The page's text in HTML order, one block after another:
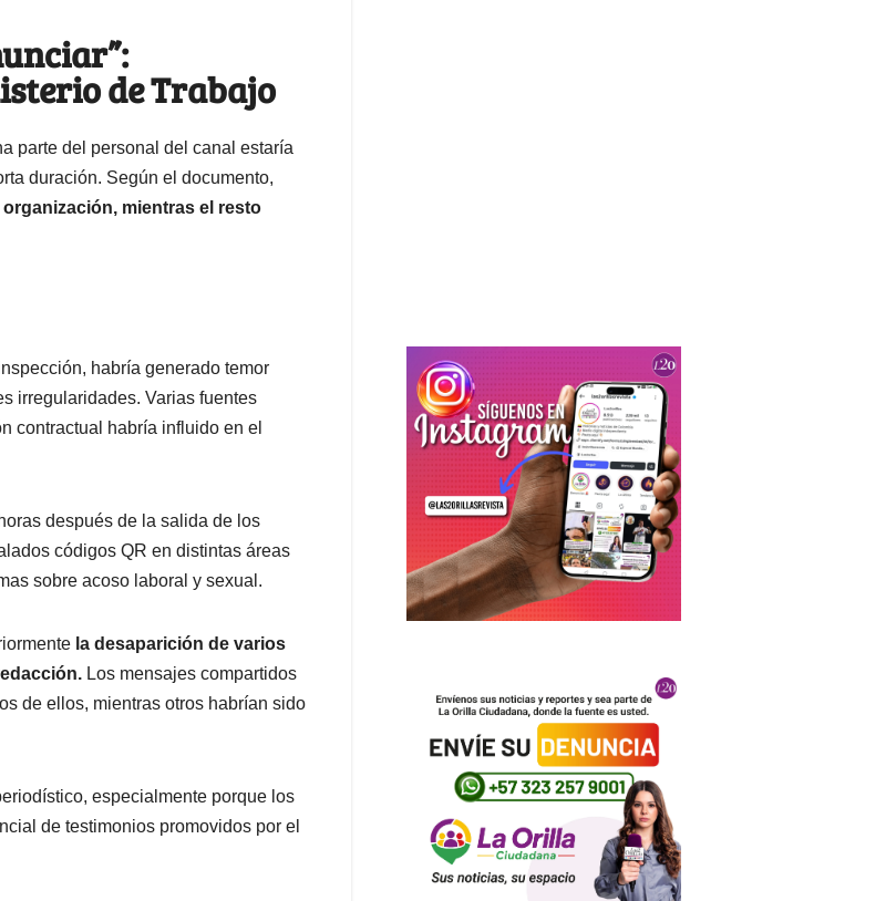
de Trabajo
parte del personal del canal estaría
duración. Según el documento,
mientras el resto
habría generado temor
irregularidades. Varias fuentes
contractual habría influido en el
después de la salida de los
códigos QR en distintas áreas
sobre acoso laboral y sexual.
la desaparición de varios
Los mensajes compartidos
de ellos, mientras otros habrían sido
especialmente porque los
de testimonios promovidos por el